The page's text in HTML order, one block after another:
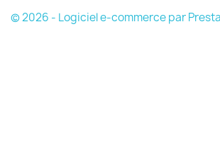
© 2026 - Logiciel e-commerce par